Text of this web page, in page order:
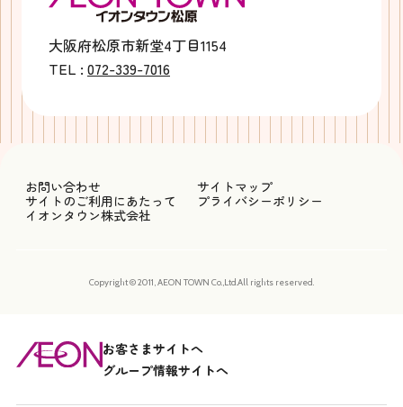
大阪府松原市新堂4丁目1154
TEL : 072-339-7016
お問い合わせ
サイトマップ
サイトのご利用にあたって
プライバシーポリシー
イオンタウン株式会社
Copyright © 2011, AEON TOWN Co.,Ltd.All rights reserved.
お客さまサイトへ
グループ情報サイトへ